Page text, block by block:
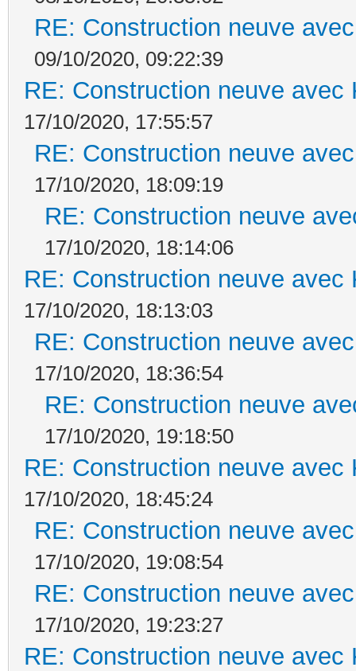
RE: Construction neuve
09/10/2020, 09:22:39
RE: Construction neuve avec
17/10/2020, 17:55:57
RE: Construction neuve
17/10/2020, 18:09:19
RE: Construction neuve
17/10/2020, 18:14:06
RE: Construction neuve avec
17/10/2020, 18:13:03
RE: Construction neuve
17/10/2020, 18:36:54
RE: Construction neuve
17/10/2020, 19:18:50
RE: Construction neuve avec
17/10/2020, 18:45:24
RE: Construction neuve
17/10/2020, 19:08:54
RE: Construction neuve
17/10/2020, 19:23:27
RE: Construction neuve avec